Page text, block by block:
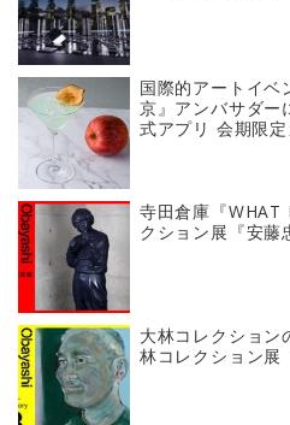
国際的アートイベ
京』アンバサダー
式アプリ 会期限
寺田倉庫『WHAT
クション展『安藤
大林コレクション
林コレクション展